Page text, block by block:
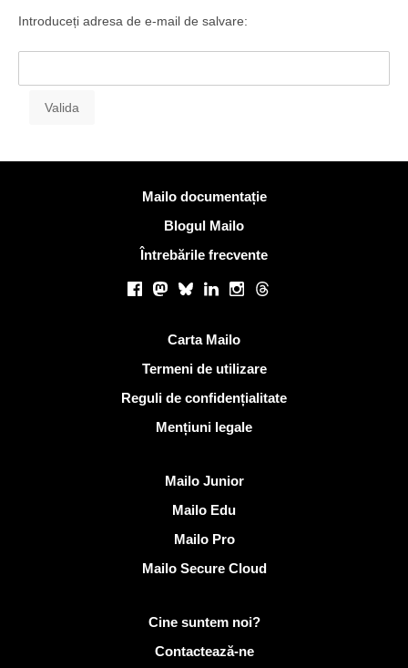
Introduceți adresa de e-mail de salvare:
Mai multe informatiiMailo documentație
Blogul Mailo
Întrebările frecvente
Facebook
Mastodon
BlueskyLinkedInInstagram
Threads
Carta Mailo
Termeni de utilizare
Reguli de confidențialitate
Mențiuni legale
Mailo Junior
Mailo Edu
Mailo Pro
Mailo Secure Cloud
Mai multe informații despre Mailo
Cine suntem noi?
Contactează-ne